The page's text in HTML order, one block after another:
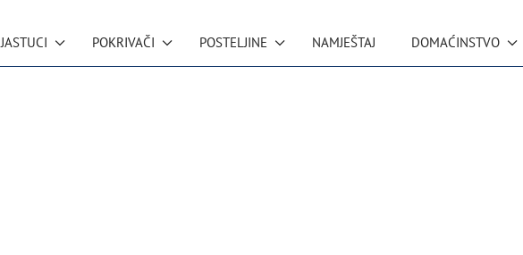
JASTUCI POKRIVAČI POSTELJINE NAMJEŠTAJ DOMAĆINSTVO